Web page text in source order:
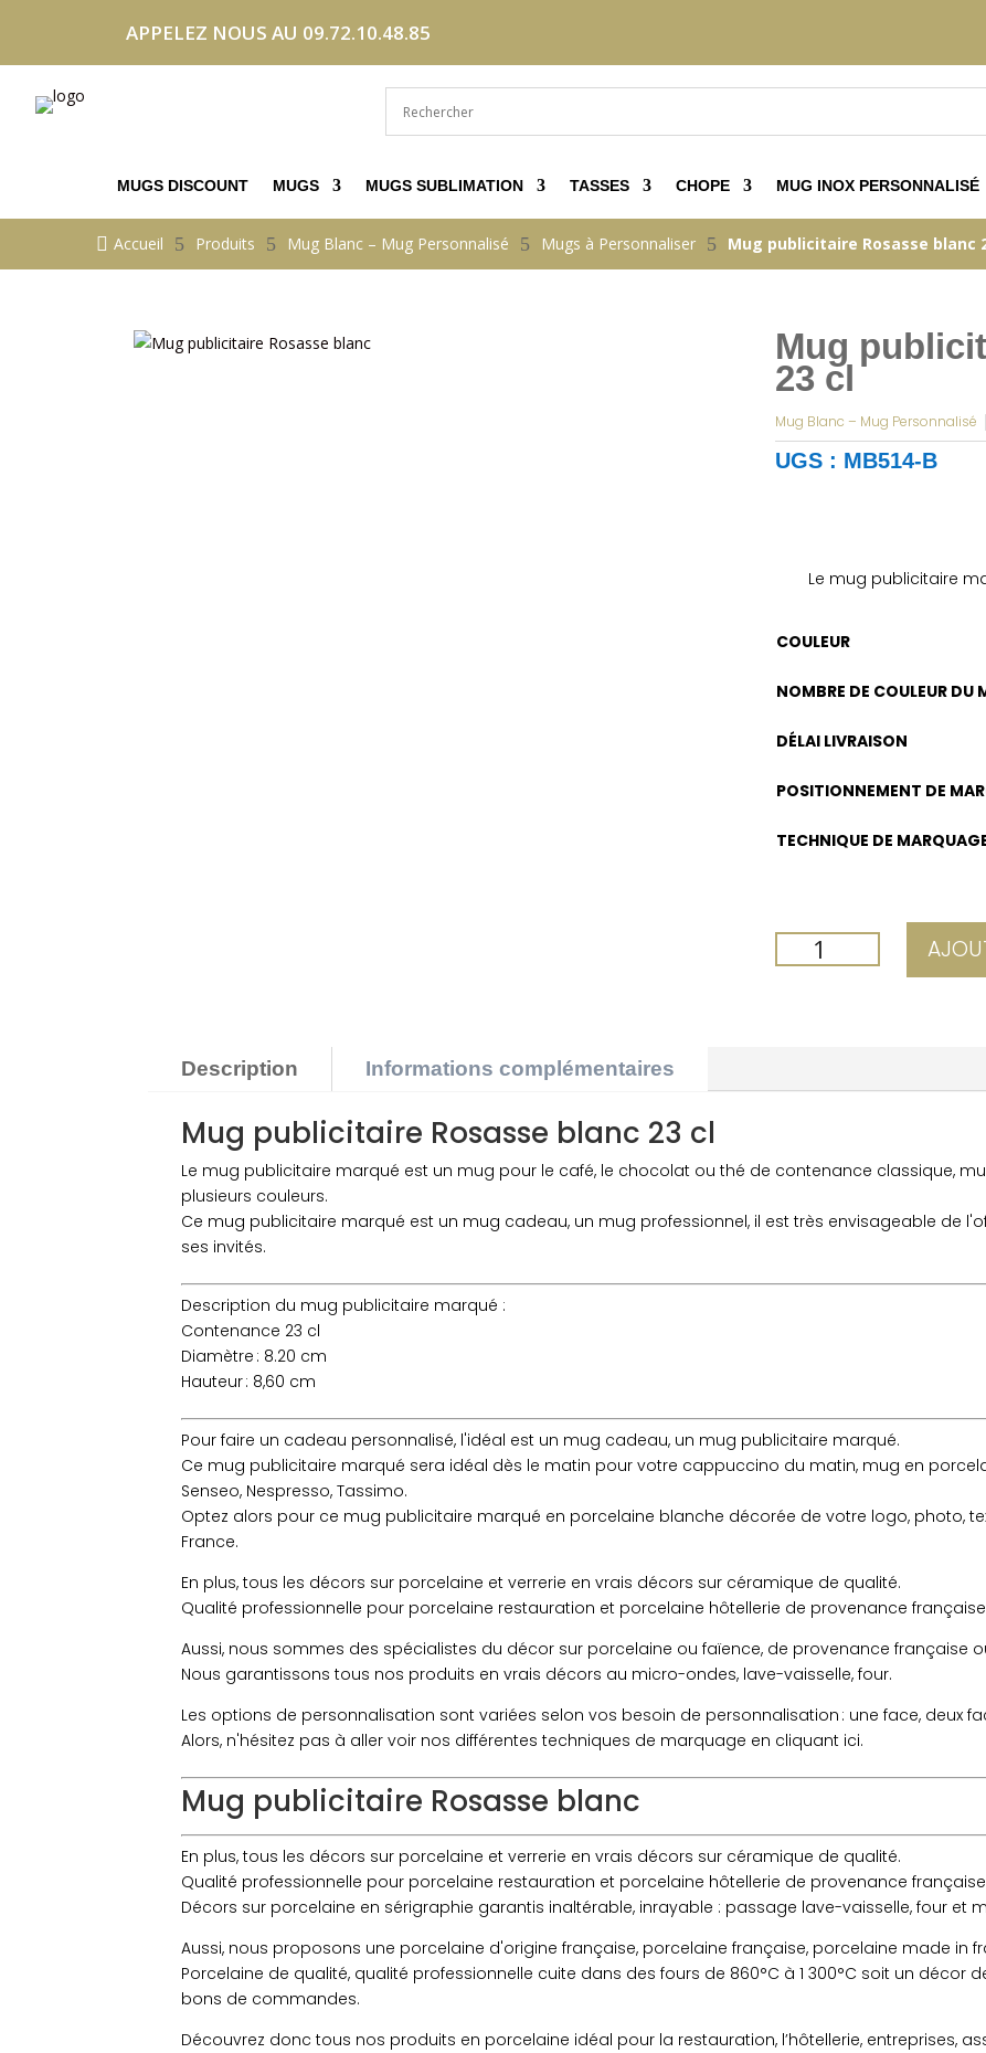
APPELEZ NOUS AU 09.72.10.48.85
MUGS DISCOUNT MUGS MUGS SUBLIMATION TASSES CHOPE MUG INOX PERSONNALISÉ
 Accueil 5 Produits 5 Mug Blanc – Mug Personnalisé 5 Mugs à Personnaliser 5 Mug publicitaire Rosasse blanc
Mug
23 cl
Mug Blanc – Mug Personnalisé |
UGS : MB514-B
Le mug publicitaire
COULEUR
NOMBRE DE COULEUR DU
DÉLAI LIVRAISON
POSITIONNEMENT DE
TECHNIQUE DE
QUANTITÉ
DE
23
Description Informations complémentaires
Mug publicitaire Rosasse blanc 23 cl
Le mug publicitaire marqué est un mug pour le café, le chocolat ou thé de contenance classique,
plusieurs couleurs.
Ce mug publicitaire marqué est un mug cadeau, un mug professionnel, il est très envisageable de
ses invités.
Description du mug publicitaire marqué :
Contenance 23 cl
Diamètre : 8.20 cm
Hauteur : 8,60 cm
Pour faire un cadeau personnalisé, l'idéal est un mug cadeau, un mug publicitaire marqué.
Ce mug publicitaire marqué sera idéal dès le matin pour votre cappuccino du matin, mug en
Senseo, Nespresso, Tassimo.
Optez alors pour ce mug publicitaire marqué en porcelaine blanche décorée de votre logo, photo,
France.
En plus, tous les décors sur porcelaine et verrerie en vrais décors sur céramique de qualité.
Qualité professionnelle pour porcelaine restauration et porcelaine hôtellerie de provenance
Aussi, nous sommes des spécialistes du décor sur porcelaine ou faïence, de provenance française
Nous garantissons tous nos produits en vrais décors au micro-ondes, lave-vaisselle, four.
Les options de personnalisation sont variées selon vos besoin de personnalisation : une face, deux
Alors, n'hésitez pas à aller voir nos différentes techniques de marquage en cliquant ici.
Mug publicitaire Rosasse blanc
En plus, tous les décors sur porcelaine et verrerie en vrais décors sur céramique de qualité.
Qualité professionnelle pour porcelaine restauration et porcelaine hôtellerie de provenance
Décors sur porcelaine en sérigraphie garantis inaltérable, inrayable : passage lave-vaisselle, four et
Aussi, nous proposons une porcelaine d'origine française, porcelaine française, porcelaine made in
Porcelaine de qualité, qualité professionnelle cuite dans des fours de 860°C à 1 300°C soit un décor
bons de commandes.
Découvrez donc tous nos produits en porcelaine idéal pour la restauration, l’hôtellerie, entreprises,